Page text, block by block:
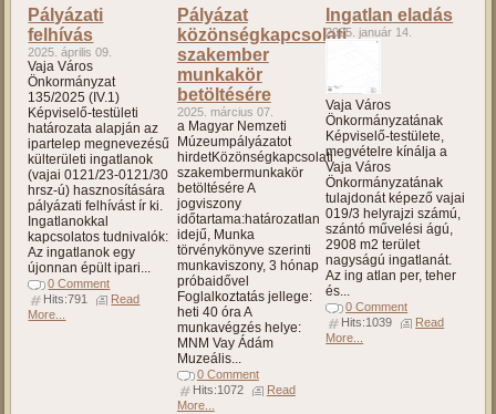
Pályázati
felhívás
2025. április 09.
Vaja Város
Önkormányzat
135/2025 (IV.1)
Képviselő-testületi
határozata alapján az
ipartelep megnevezésű
külterületi ingatlanok
(vajai 0121/23-0121/30
hrsz-ú) hasznosítására
pályázati felhívást ír ki.
Ingatlanokkal
kapcsolatos tudnivalók:
Az ingatlanok egy
újonnan épült ipari...
0 Comment
Hits:791
Read
More...
Pályázat
közönségkapcsolati
szakember
munkakör
betöltésére
2025. március 07.
a Magyar Nemzeti
Múzeumpályázatot
hirdetKözönségkapcsolati
szakembermunkakör
betöltésére A
jogviszony
időtartama:határozatlan
idejű, Munka
törvénykönyve szerinti
munkaviszony, 3 hónap
próbaidővel
Foglalkoztatás jellege:
heti 40 óra A
munkavégzés helye:
MNM Vay Ádám
Muzeális...
0 Comment
Hits:1072
Read
More...
Ingatlan eladás
2025. január 14.
Vaja Város
Önkormányzatának
Képviselő-testülete,
megvételre kínálja a
Vaja Város
Önkormányzatának
tulajdonát képező vajai
019/3 helyrajzi számú,
szántó művelési ágú,
2908 m2 terület
nagyságú ingatlanát.
Az ing atlan per, teher
és...
0 Comment
Hits:1039
Read
More...